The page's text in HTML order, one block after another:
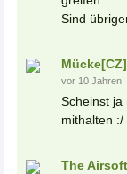
Sind
Mücke[CZ]
vor 10 Jahren
Scheinst ja
mithalten :/
The